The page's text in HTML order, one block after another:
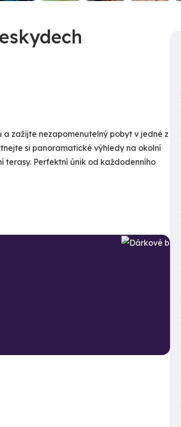
zažijte nezapomenutelný pobyt v jedné z
si panoramatické výhledy na okolní
terasy. Perfektní únik od každodenního